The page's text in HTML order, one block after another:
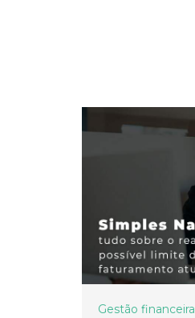
Gestão financeira